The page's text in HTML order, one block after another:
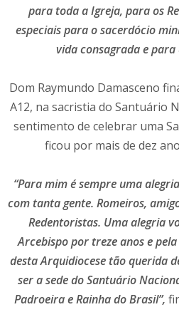
para toda a Igreja, para os
especiais para o sacerdócio
vida consagrada e para
Dom Raymundo Damasceno
A12, na sacristia do Santuário
sentimento de celebrar uma
ficou por mais de dez
“Para mim é sempre uma
com tanta gente. Romeiros,
Redentoristas. Uma alegria
Arcebispo por treze anose
desta Arquidiocese tão querida
ser a sede do Santuário
Padroeira e Rainha do Brasil”,